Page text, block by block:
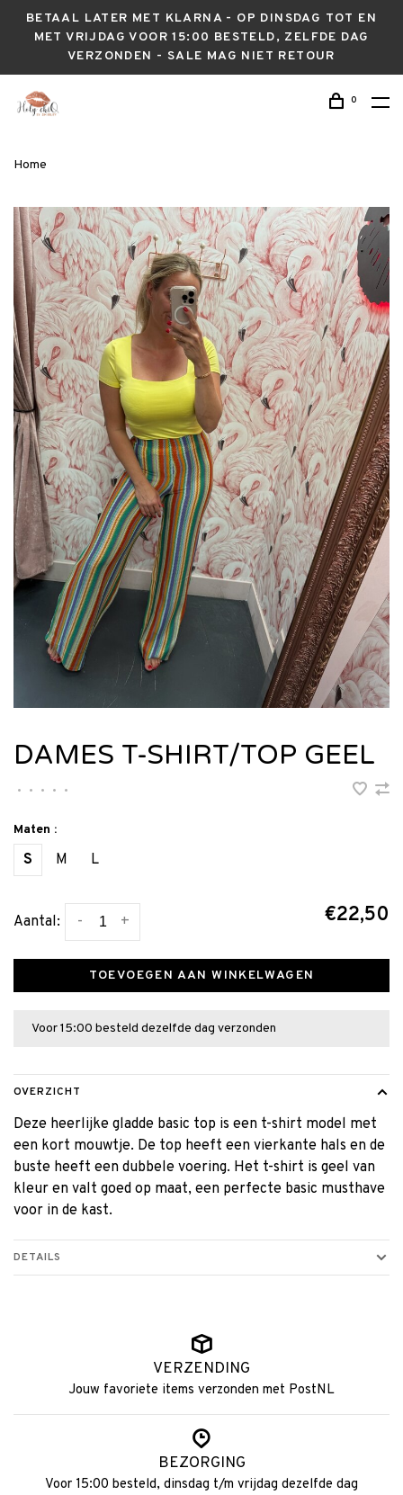
BETAAL LATER MET KLARNA - OP DINSDAG TOT EN
MET VRIJDAG VOOR 15:00 BESTELD, ZELFDE DAG
VERZONDEN - SALE MAG NIET RETOUR
0
Home
DAMES T-SHIRT/TOP GEEL
• • • • •
Maten :
S M L
Aantal: +
- €22,50
TOEVOEGEN AAN WINKELWAGEN
Voor 15:00 besteld dezelfde dag verzonden
OVERZICHT
Deze heerlijke gladde basic top is een t-shirt model met
een kort mouwtje. De top heeft een vierkante hals en de
buste heeft een dubbele voering. Het t-shirt is geel van
kleur en valt goed op maat, een perfecte basic musthave
voor in de kast.
DETAILS
VERZENDING
Jouw favoriete items verzonden met PostNL
BEZORGING
Voor 15:00 besteld, dinsdag t/m vrijdag dezelfde dag